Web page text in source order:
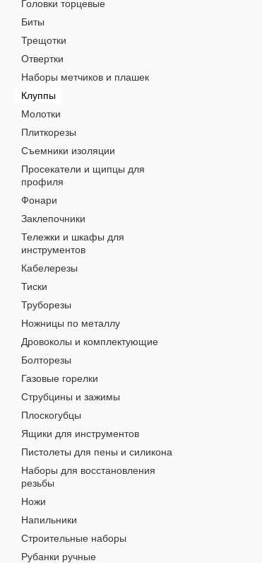
Головки торцевые
Биты
Трещотки
Отвертки
Наборы метчиков и плашек
Клуппы
Молотки
Плиткорезы
Съемники изоляции
Просекатели и щипцы для
профиля
Фонари
Заклепочники
Тележки и шкафы для
инструментов
Кабелерезы
Тиски
Труборезы
Ножницы по металлу
Дровоколы и комплектующие
Болторезы
Газовые горелки
Струбцины и зажимы
Плоскогубцы
Ящики для инструментов
Пистолеты для пены и силикона
Наборы для восстановления
резьбы
Ножи
Напильники
Строительные наборы
Рубанки ручные